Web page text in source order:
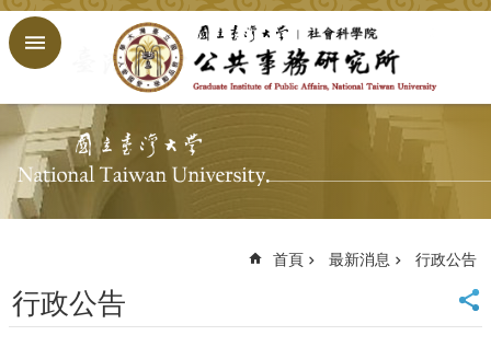
跳到主要內容區塊
搜
尋
回
首
頁
頁
首頁 最新消息 行政公告
行政公告